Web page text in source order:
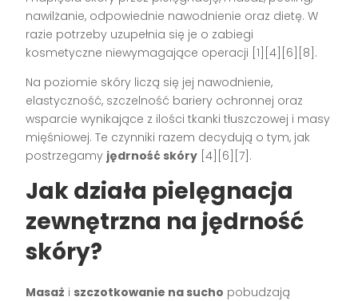
nawilżanie, odpowiednie nawodnienie oraz dietę. W
razie potrzeby uzupełnia się je o zabiegi
kosmetyczne niewymagające operacji [1][4][6][8].
Na poziomie skóry liczą się jej nawodnienie,
elastyczność, szczelność bariery ochronnej oraz
wsparcie wynikające z ilości tkanki tłuszczowej i masy
mięśniowej. Te czynniki razem decydują o tym, jak
postrzegamy jędrność skóry [4][6][7].
Jak działa pielęgnacja
zewnętrzna na jędrność
skóry?
Masaż i szczotkowanie na sucho pobudzają